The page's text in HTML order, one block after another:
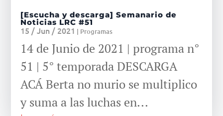
[Escucha y descarga] Semanario de
Noticias LRC #51
15 / Jun / 2021 | Programas
14 de Junio de 2021 | programa n°
51 | 5° temporada DESCARGA
ACÁ Berta no murio se multiplico
y suma a las luchas en...